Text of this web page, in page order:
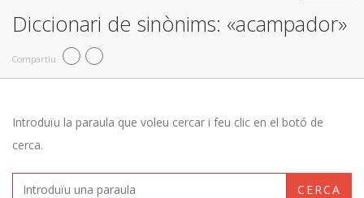
Diccionari de sinònims: «acampador»
Compartiu
Introduïu la paraula que voleu cercar i feu clic en el botó de
cerca.
CERCA